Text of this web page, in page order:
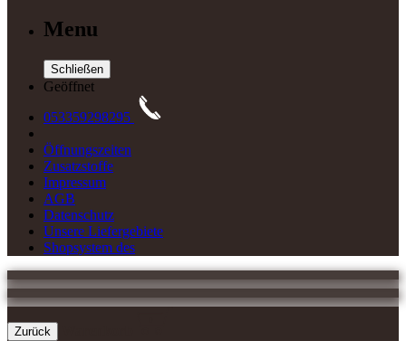
Menu
Schließen
Geöffnet
053359298295
Öffnungszeiten
Zusatzstoffe
Impressum
AGB
Datenschutz
Unsere Liefergebiete
Shopsystem des
Zurück